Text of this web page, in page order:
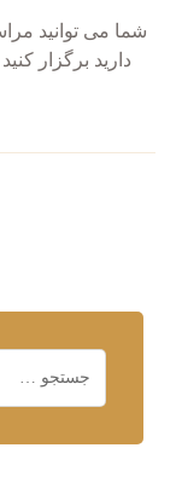
شما می توانید
دارید برگزار